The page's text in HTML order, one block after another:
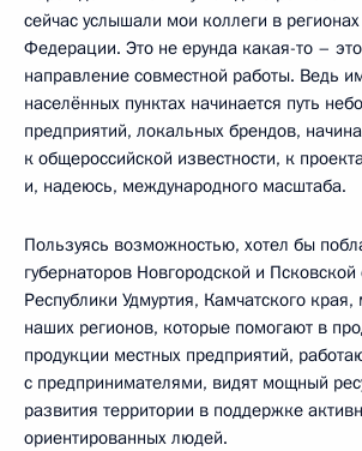
сейчас услышали мои коллеги в
Федерации. Это не ерунда какая-то –
направление совместной работы. Ведь
населённых пунктах начинается путь
предприятий, локальных брендов,
к общероссийской известности, к
и, надеюсь, международного масштаба.
Пользуясь возможностью, хотел бы
губернаторов Новгородской и Псковской
Республики Удмуртия, Камчатского края,
наших регионов, которые помогают в
продукции местных предприятий,
с предпринимателями, видят мощный
развития территории в поддержке
ориентированных людей.